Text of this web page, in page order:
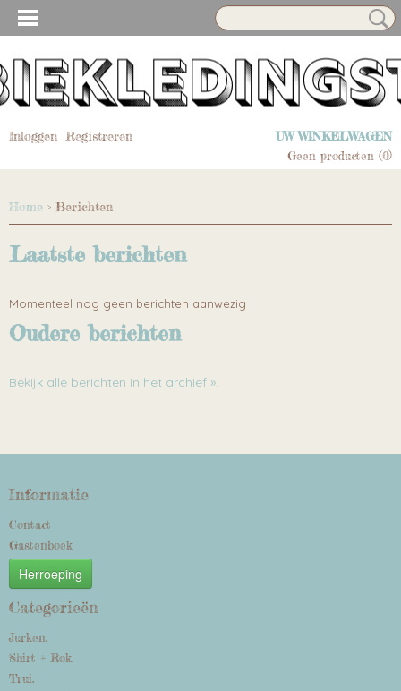
Inloggen Registreren
UW WINKELWAGEN
Geen producten (0)
Home > Berichten
Laatste berichten
Momenteel nog geen berichten aanwezig
Oudere berichten
Bekijk alle berichten in het archief ».
Informatie
Contact
Gastenboek
Herroeping
Categorieën
Jurken.
Shirt + Rok.
Trui.